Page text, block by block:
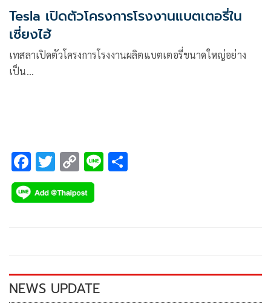
Tesla เปิดตัวโครงการโรงงานแบตเตอรี่ใน
เซี่ยงไฮ้
เทสลาเปิดตัวโครงการโรงงานผลิตแบตเตอรี่ขนาดใหญ่อย่าง
เป็น…
F
ac
e
k
T
wi
tt
C
o
p
k
Li
NEWS UPDATE